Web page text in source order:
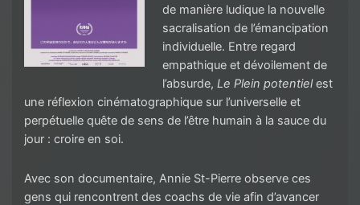
de manière ludique la nouvelle
sacralisation de l’émancipation
individuelle. Entre regard
empathique et dévoilement de
l’absurde, Le Plein potentielest
une réflexion cinématographique sur l’universelle et
perpétuelle quête de sens de l’être humain à la sauce du
jour : croire en soi.
Avec son documentaire, Annie St-Pierre observe ces
gens qui rencontrent des coachs de vie afin d’avancer